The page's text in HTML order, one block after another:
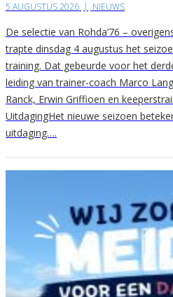
5 AUGUSTUS 2026 | NIEUWS
De selectie van Rohda’76 –
trapte dinsdag 4 augustus het
training. Dat gebeurde voor het
leiding van trainer-coach Marco
Ranck, Erwin Griffioen en
UitdagingHet nieuwe seizoen
uitdaging….